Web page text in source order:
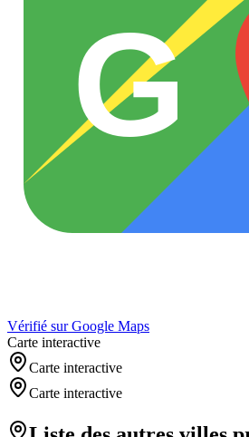
G
Vérifié sur Google Maps
Carte interactive
Carte interactive
Carte interactive